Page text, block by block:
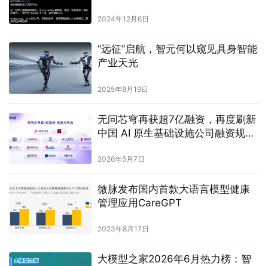
2024年12月6日
“远征”启航，智元何以窥见具身智能
产业天光
2025年8月19日
无问芯穹再获超7亿融资，再度刷新
中国 AI 原生基础设施公司融资规模
2026年5月7日
微脉发布国内首款大语言模型健康
管理应用CareGPT
2023年8月17日
大模型之家2026年6月热力榜：智